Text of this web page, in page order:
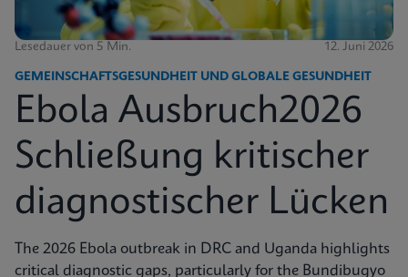
Lesedauer von 5 Min. 12. Juni 2026
GEMEINSCHAFTSGESUNDHEIT UND GLOBALE GESUNDHEIT
Ebola Ausbruch2026
Schließung kritischer
diagnostischer Lücken
The 2026 Ebola outbreak in DRC and Uganda highlights
critical diagnostic gaps, particularly for the Bundibugyo